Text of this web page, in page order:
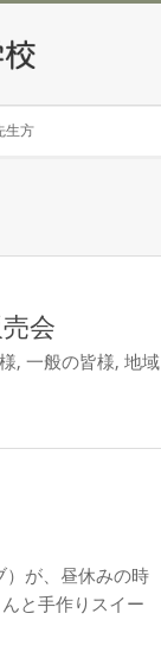
生方
会
, 一般の皆様, 地域
）が、昼休みの時
と手作りスイー